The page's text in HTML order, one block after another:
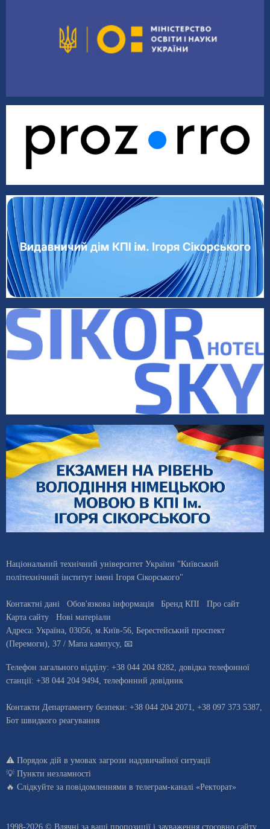
Національний технічний університет України "Київський
політехнічний інститут імені Ігоря Сікорського"
Контактні дані Обов'язкова інформація Бренд КПІ
Про сайт
Карта сайту
Нові матеріали
Адреса: Україна, 03056, м.Київ-56, Берестейський проспект
(Перемоги), 37 / Мапа кампусу, 📧
Телефон загального відділу: +38 044 204 8282, довiдка телефонної
станцiї: +38 044 204 9494, телефонний довідник
Контакти Департаменту безпеки: +38 044 204 2071, +38 097 373 5387,
Бот швидкого реагування
⚠️ Порядок дій в умовах загрози надзвичайної ситуації
💡 Пункти незламності
🔥 Слідкуйте за повідомленнями в телеграм-каналі «Ректорат»
1998-2026 © Вдячні за ваші пропозиції і зауваження стосовно сайту